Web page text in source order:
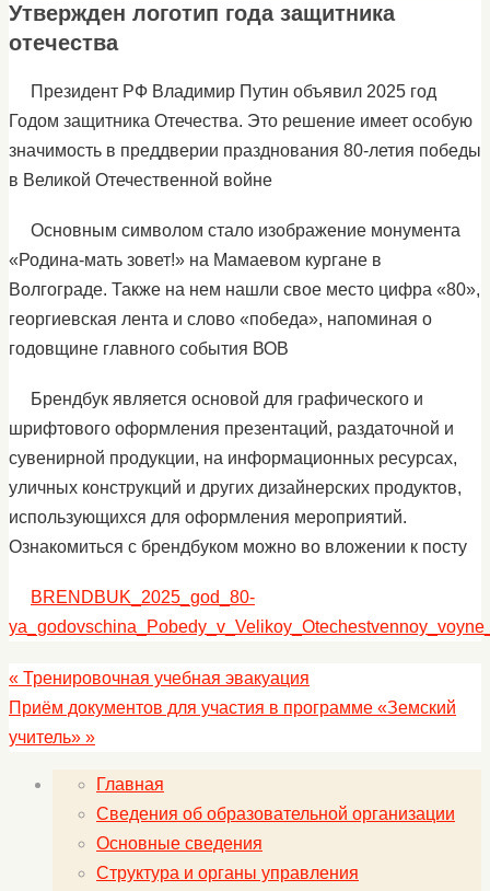
Утвержден логотип года защитника
отечества
Президент РФ Владимир Путин объявил 2025 год
Годом защитника Отечества. Это решение имеет особую
значимость в преддверии празднования 80-летия победы
в Великой Отечественной войне
Основным символом стало изображение монумента
«Родина-мать зовет!» на Мамаевом кургане в
Волгограде. Также на нем нашли свое место цифра «80»,
георгиевская лента и слово «победа», напоминая о
годовщине главного события ВОВ
Брендбук является основой для графического и
шрифтового оформления презентаций, раздаточной и
сувенирной продукции, на информационных ресурсах,
уличных конструкций и других дизайнерских продуктов,
использующихся для оформления мероприятий.
Ознакомиться с брендбуком можно во вложении к посту
BRENDBUK_2025_god_80-
« Тренировочная учебная эвакуация
Приём документов для участия в программе «Земский
учитель» »
Главная
Сведения об образовательной организации
Основные сведения
Структура и органы управления